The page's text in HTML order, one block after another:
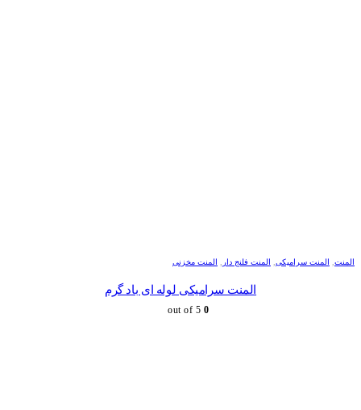
المنت المنت سرامیکی المنت فلنج دار المنت مخزنی
المنت سرامیکی لوله ای باد گرم
0